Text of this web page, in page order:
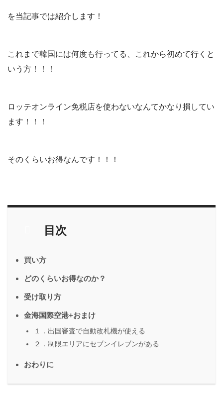
を当記事では紹介します！
これまで韓国には何度も行ってる、これから初めて行くと
いう方！！！
ロッテオンライン免税店を使わないなんてかなり損してい
ます！！！
そのくらいお得なんです！！！
目次
買い方
どのくらいお得なのか？
受け取り方
金海国際空港+おまけ
１．出国審査で自動改札機が使える
２．制限エリアにセブンイレブンがある
おわりに